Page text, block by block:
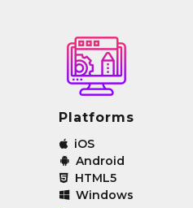
Platforms
iOS
Android
HTML5
Windows